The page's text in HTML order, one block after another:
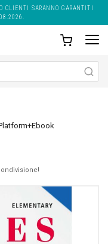
SARANNO GARANTITI